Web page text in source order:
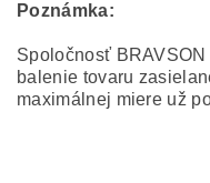
Poznámka:
Spoločnosť
balenie tovaru
maximálnej miere už